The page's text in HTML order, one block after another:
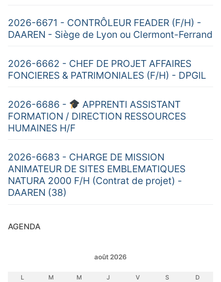
2026-6671 - CONTRÔLEUR FEADER (F/H) -
DAAREN - Siège de Lyon ou Clermont-Ferrand
2026-6662 - CHEF DE PROJET AFFAIRES
FONCIERES & PATRIMONIALES (F/H) - DPGIL
2026-6686 -
APPRENTI ASSISTANT
FORMATION / DIRECTION RESSOURCES
HUMAINES H/F
2026-6683 - CHARGE DE MISSION
ANIMATEUR DE SITES EMBLEMATIQUES
NATURA 2000 F/H (Contrat de projet) -
DAAREN (38)
AGENDA
août 2026
L M M J V S
D